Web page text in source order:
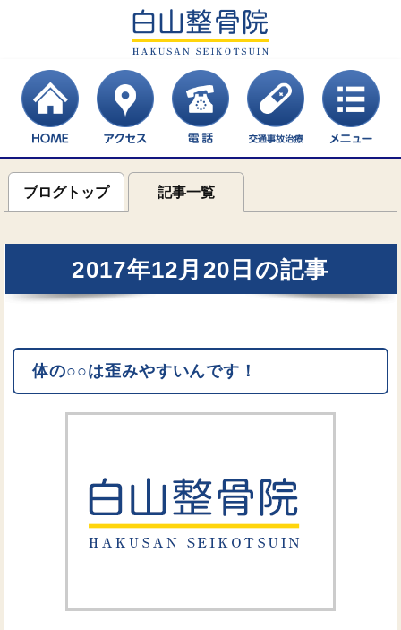
ブログトップ 記事一覧
2017年12月20日の記事
体の○○は歪みやすいんです！